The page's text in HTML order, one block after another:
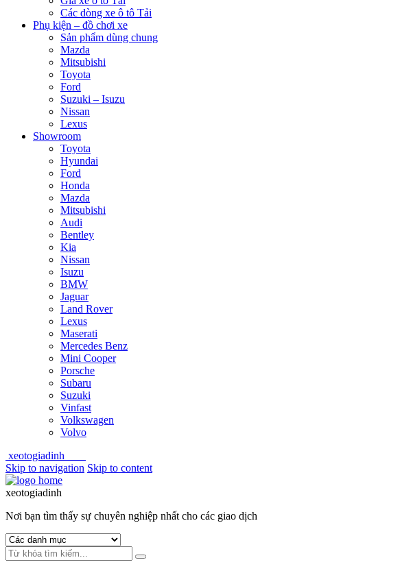
Các dòng xe ô tô Tải
Phụ kiện – đồ chơi xe
Sản phẩm dùng chung
Mazda
Mitsubishi
Toyota
Ford
Suzuki – Isuzu
Nissan
Lexus
Showroom
Toyota
Hyundai
Ford
Honda
Mazda
Mitsubishi
Audi
Bentley
Kia
Nissan
Isuzu
BMW
Jaguar
Land Rover
Lexus
Maserati
Mercedes Benz
Mini Cooper
Porsche
Subaru
Suzuki
Vinfast
Volkswagen
Volvo
xeotogiadinh
Skip to navigation Skip to content
xeotogiadinh
Nơi bạn tìm thấy sự chuyên nghiệp nhất cho các giao dịch